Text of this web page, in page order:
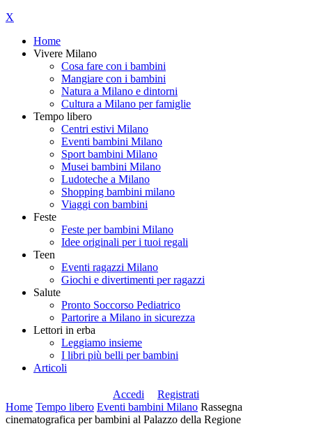
X
Home
Vivere Milano
Cosa fare con i bambini
Mangiare con i bambini
Natura a Milano e dintorni
Cultura a Milano per famiglie
Tempo libero
Centri estivi Milano
Eventi bambini Milano
Sport bambini Milano
Musei bambini Milano
Ludoteche a Milano
Shopping bambini milano
Viaggi con bambini
Feste
Feste per bambini Milano
Idee originali per i tuoi regali
Teen
Eventi ragazzi Milano
Giochi e divertimenti per ragazzi
Salute
Pronto Soccorso Pediatrico
Partorire a Milano in sicurezza
Lettori in erba
Leggiamo insieme
I libri più belli per bambini
Articoli
Accedi
Registrati
Home Tempo libero Eventi bambini Milano Rassegna
cinematografica per bambini al Palazzo della Regione